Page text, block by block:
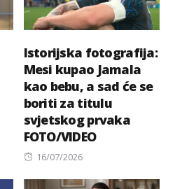
Istorijska fotografija:
Mesi kupao Jamala
kao bebu, a sad će se
boriti za titulu
svjetskog prvaka
FOTO/VIDEO
Posted
16/07/2026